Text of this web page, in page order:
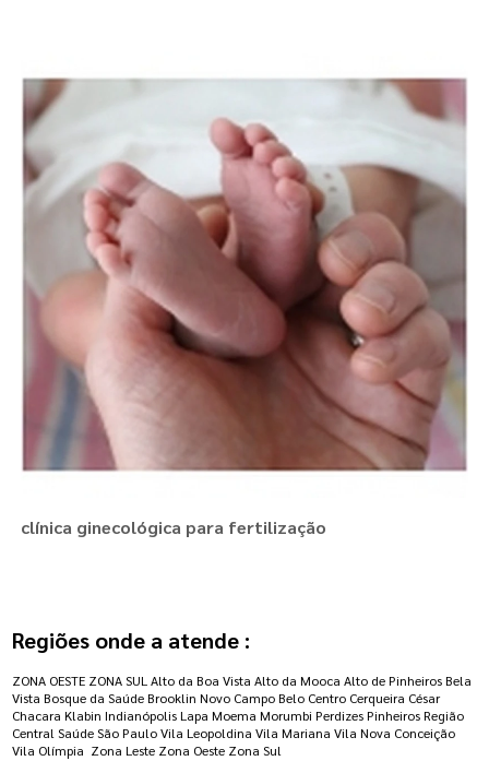
clínica ginecológica para fertilização
Regiões onde a atende :
ZONA OESTE ZONA SUL Alto da Boa Vista Alto da Mooca Alto de Pinheiros Bela
Vista Bosque da Saúde Brooklin Novo Campo Belo Centro Cerqueira César
Chacara Klabin Indianópolis Lapa Moema Morumbi Perdizes Pinheiros Região
Central Saúde São Paulo Vila Leopoldina Vila Mariana Vila Nova Conceição
Vila Olímpia Zona Leste Zona Oeste Zona Sul